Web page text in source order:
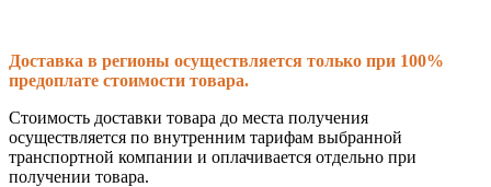
Доставка в регионы осуществляется только при 100%
предоплате стоимости товара.
Стоимость доставки товара до места получения
осуществляется по внутренним тарифам выбранной
транспортной компании и оплачивается отдельно при
получении товара.